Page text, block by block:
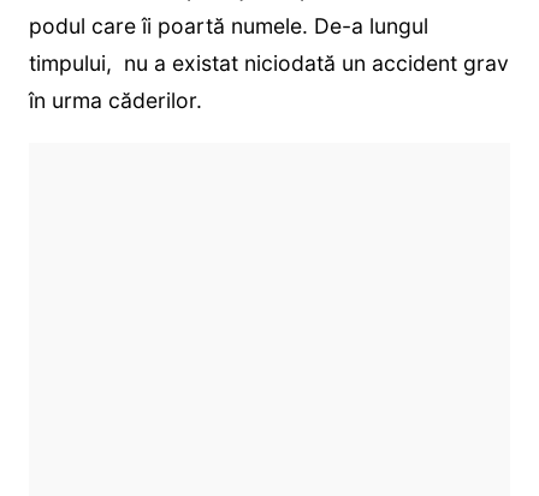
podul care îi poartă numele. De-a lungul
timpului, nu a existat niciodată un accident grav
în urma căderilor.